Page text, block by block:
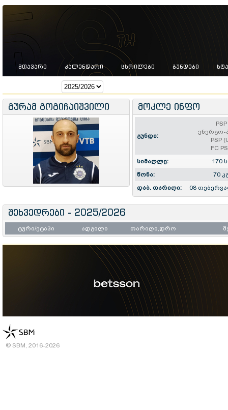
ᲛᲗᲐᲕᲐᲠᲘ ᲙᲐᲚᲔᲜᲓᲐᲠᲘ ᲪᲮᲠᲘᲚᲔᲑᲘ ᲒᲣᲜᲓᲔᲑᲘ
გურამ გოგიჩაიშვილი მოკლე ინფო
გუნდი:
PSP
PSP
FC
სიმაღლე:
170
წონა:
70
დაბ. თარიღი:
08
შეხვედრები - 2025/2026
ტური/ეტაპი ადგილი თარიღი,დრო
© SBM, 2016-2026